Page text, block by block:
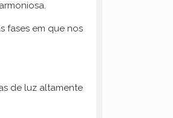
fases em que nos
de luz altamente